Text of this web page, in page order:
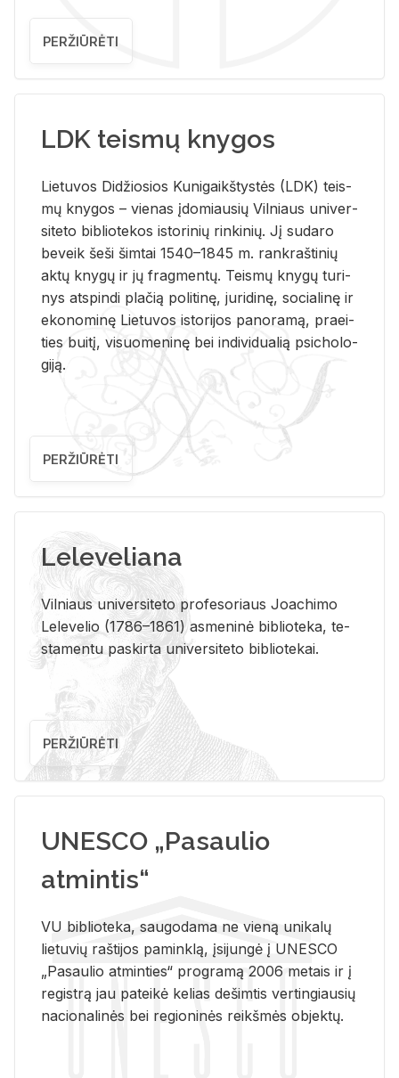
PERŽIŪRĖTI
LDK teismų knygos
Lie­tu­vos Di­džio­sios Ku­ni­gaikš­tys­tės (LDK) teis­
mų kny­gos – vie­nas įdo­miau­sių Vil­niaus uni­ver­
si­te­to bi­b­lio­te­kos is­to­ri­nių rin­ki­nių. Jį su­da­ro
be­veik šeši šim­tai 1540–1845 m. rank­raš­ti­nių
aktų kny­gų ir jų frag­men­tų. Teis­mų kny­gų tu­ri­
nys at­spin­di pla­čią po­li­ti­nę, ju­ri­di­nę, so­cia­li­nę ir
eko­no­mi­nę Lie­tu­vos is­to­ri­jos pa­no­ra­mą, pra­ei­
ties bui­tį, vi­suo­me­ni­nę bei in­di­vi­dua­lią psi­cho­lo­
gi­ją.
PERŽIŪRĖTI
Leleveliana
Vil­niaus uni­ver­si­te­to pro­fe­so­riaus Jo­a­chi­mo
Le­le­ve­lio (1786–1861) as­me­ni­nė bi­b­lio­te­ka, te­
sta­men­tu pa­skir­ta uni­ver­si­te­to bi­b­lio­te­kai.
PERŽIŪRĖTI
UNESCO „Pasaulio
atmintis“
VU biblioteka, saugodama ne vieną unikalų
lietuvių raštijos paminklą, įsijungė į UNESCO
„Pasaulio atminties“ programą 2006 metais ir į
registrą jau pateikė kelias dešimtis vertingiausių
nacionalinės bei regioninės reikšmės objektų.